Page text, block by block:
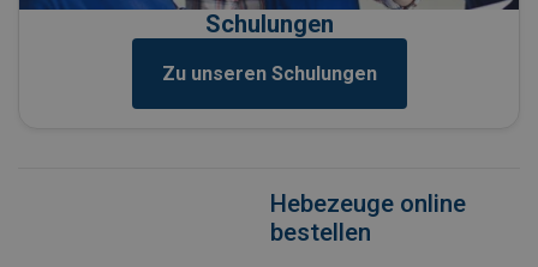
Schulungen
Zu unseren Schulungen
Hebezeuge online
bestellen